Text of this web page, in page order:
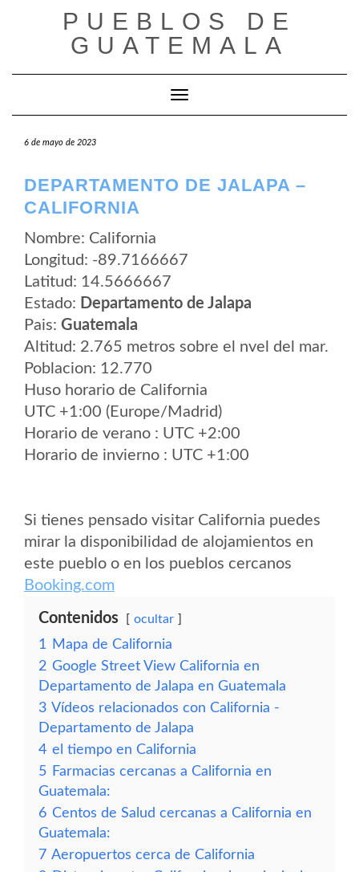
PUEBLOS DE
GUATEMALA
Cambiar modo de navegación
6 de mayo de 2023
DEPARTAMENTO DE JALAPA –
CALIFORNIA
Nombre: California
Longitud: -89.7166667
Latitud: 14.5666667
Estado: Departamento de Jalapa
Pais: Guatemala
Altitud: 2.765 metros sobre el nvel del mar.
Poblacion: 12.770
Huso horario de California
UTC +1:00 (Europe/Madrid)
Horario de verano : UTC +2:00
Horario de invierno : UTC +1:00
Si tienes pensado visitar California puedes
mirar la disponibilidad de alojamientos en
este pueblo o en los pueblos cercanos
Booking.com
Contenidos ocultar
1
Mapa de California
2 Google Street View California en
Departamento de Jalapa en Guatemala
3 Vídeos relacionados con California -
Departamento de Jalapa
4 el tiempo en California
5 Farmacias cercanas a California en
Guatemala:
6 Centos de Salud cercanas a California en
Guatemala:
7 Aeropuertos cerca de California